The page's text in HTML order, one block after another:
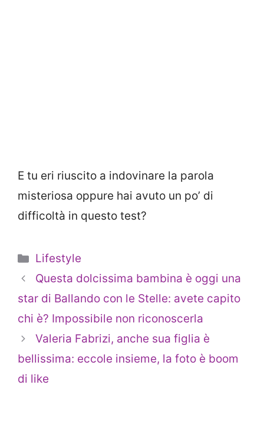
E tu eri riuscito a indovinare la parola
misteriosa oppure hai avuto un po’ di
difficoltà in questo test?
Categorie
Lifestyle
Questa dolcissima bambina è oggi una
star di Ballando con le Stelle: avete capito
chi è? Impossibile non riconoscerla
Valeria Fabrizi, anche sua figlia è
bellissima: eccole insieme, la foto è boom
di like